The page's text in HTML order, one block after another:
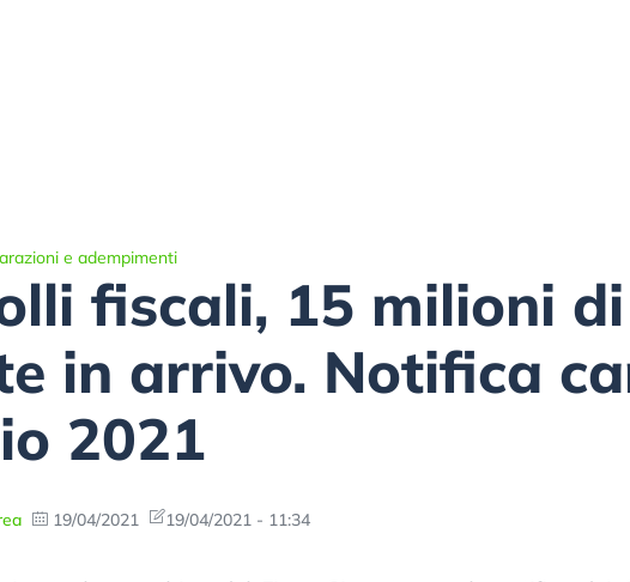
e adempimenti
fiscali, 15 milioni
in arrivo. Notifica
2021
19/04/2021 19/04/2021 - 11:34